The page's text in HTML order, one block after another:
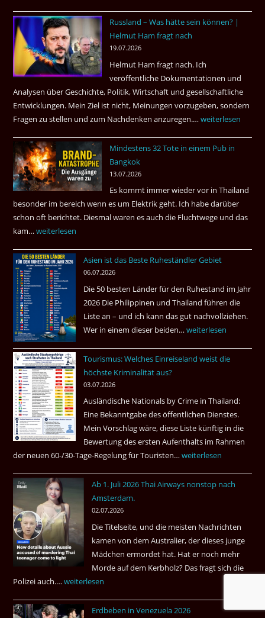
aufgeklärt
3
Tote
kamen
dazu.
Russland – Was hätte sein können? |
Helmut Ham fragt nach
19.07.2026
Helmut Ham fragt nach. Ich
veröffentliche Dokumentationen und
Analysen über Geschichte, Politik, Wirtschaft und gesellschaftliche
Entwicklungen. Mein Ziel ist nicht, Meinungen vorzugeben, sondern
Fragen zu stellen und zum Nachdenken anzuregen.…Russland
Was
können?
|
Helmut
fragt
weiterlesen
Mindestens 32 Tote in einem Pub in
Bangkok
13.07.2026
Es kommt immer wieder vor in Thailand
besonder im bereich wenn es um Elektrik geht. Ich habe darüber
schon oft berichtet. Diesmal waren es auch die Fluchtwege und das
kam…Mindestens
Tote
einem
Pub
Bangkok
weiterlesen
Asien ist das Beste Ruheständler Gebiet
06.07.2026
Die 50 besten Länder für den Ruhestand im Jahr
2026 Die Philippinen und Thailand führen die
Liste an – und ich kann das gut nachvollziehen.
Wer in einem dieser beiden…Asien
das
Gebiet
weiterlesen
Tourismus: Welches Einreiseland weist die
höchste Kriminalität aus?
03.07.2026
Ausländische Nationals by Crime in Thailand:
Eine Bekanntgabe des öffentlichen Dienstes.
Mein Vorschlag wäre, diese Liste künftig in die
Bewertung des ersten Aufenthalts im Rahmen
der neuen 60-/30-Tage-Regelung für Touristen…Tourismus:
Einreiseland
höchste
Kriminalität
aus?
weiterlesen
Ab 1. Juli 2026 Thai Airways nonstop nach
Amsterdam.
02.07.2026
Die Titelseite, und die meisten Nachrichten
kamen von dem Australier, der dieses junge
Mädchen ermordet hat. Hat er noch mehr
Morde auf dem Kerbholz? Das fragt sich die
Polizei auch.…Ab
Juli
weiterlesen
Erdbeben in Venezuela 2026